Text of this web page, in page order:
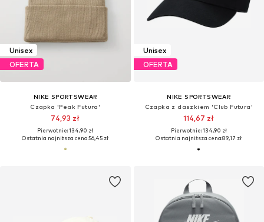
Unisex
OFERTA
NIKE SPORTSWEAR
Czapka 'Peak Futura'
74,93 zł
Pierwotnie: 134,90 zł
Ostatnia najniższa cena:56,45 zł
Unisex
OFERTA
NIKE SPORTSWEAR
Czapka z daszkiem 'Club Futura'
114,67 zł
Pierwotnie: 134,90 zł
Ostatnia najniższa cena:89,17 zł